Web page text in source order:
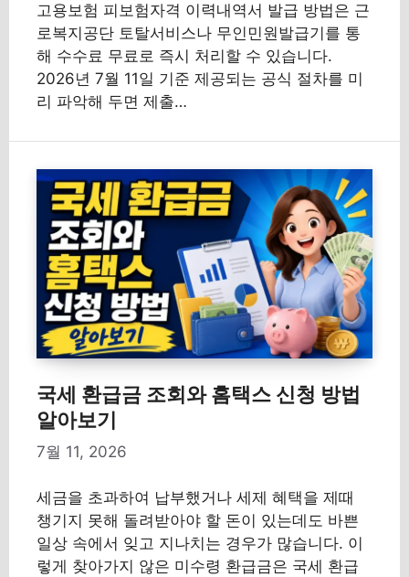
고용보험 피보험자격 이력내역서 발급 방법은 근
로복지공단 토탈서비스나 무인민원발급기를 통
해 수수료 무료로 즉시 처리할 수 있습니다.
2026년 7월 11일 기준 제공되는 공식 절차를 미
리 파악해 두면 제출…
국세 환급금 조회와 홈택스 신청 방법
알아보기
7월 11, 2026
세금을 초과하여 납부했거나 세제 혜택을 제때
챙기지 못해 돌려받아야 할 돈이 있는데도 바쁜
일상 속에서 잊고 지나치는 경우가 많습니다. 이
렇게 찾아가지 않은 미수령 환급금은 국세 환급